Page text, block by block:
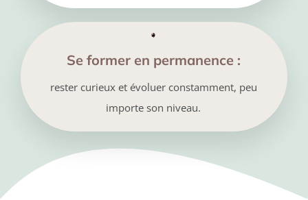
Se former en permanence :
rester curieux et évoluer constamment, peu
importe son niveau.